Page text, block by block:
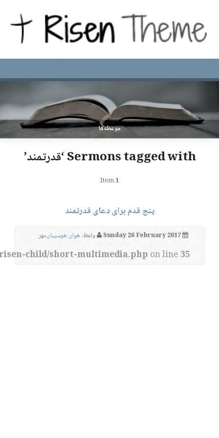
موعظه‌ها
Sermons tagged with ‘قدرتمند’
1
پنج قدم برای دعای قدرتمند
Sunday 26 February 2017 واعظ:هوان هوسپیان‌مهر
child/short-multimedia.php on line35